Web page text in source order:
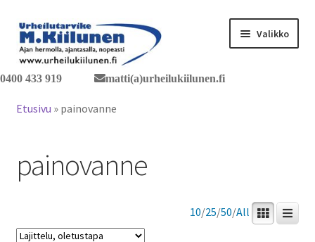
0400 433 919 matti(a)urheilukiilunen.fi
Siirry
navigointiin
Siirry
sisältöön
Valikko
Tervetuloa verkkokauppaan
Yhteystiedot
Etusivu » painovanne
painovanne
10/25/50/All